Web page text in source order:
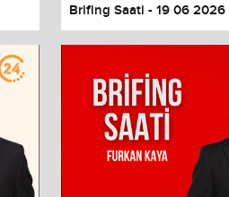
Brifing Saati - 19 06 2026